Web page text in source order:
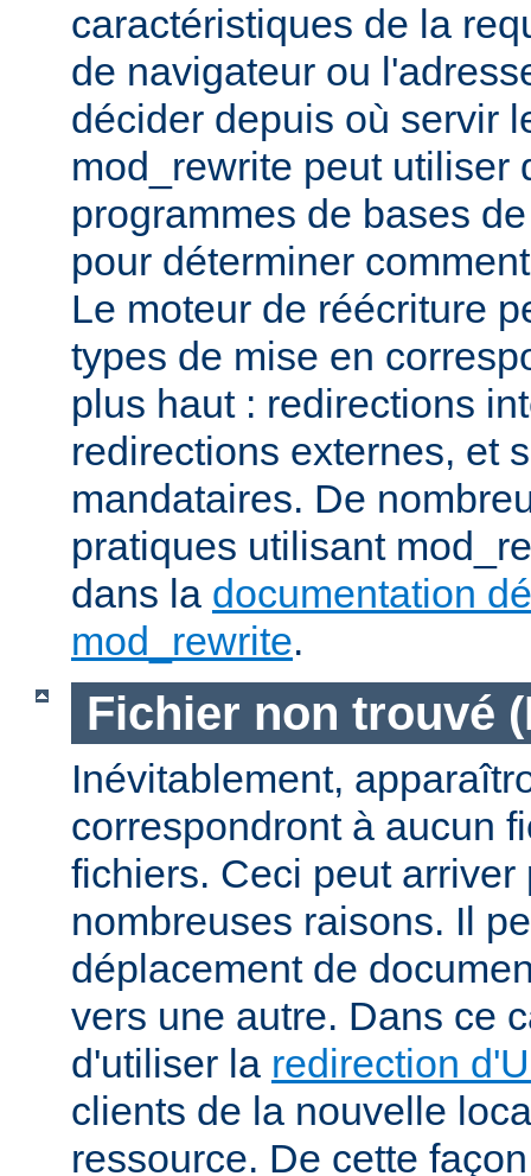
caractéristiques de la
de navigateur ou
décider depuis où servir
mod_rewrite peut utiliser
programmes de bases
pour déterminer
Le moteur de réécriture
types de mise en
plus haut : redirections
redirections externes, et
mandataires. De
pratiques utilisant
dans la documentation
mod_rewrite.
Fichier non trouvé
Inévitablement,
correspondront à aucun
fichiers. Ceci peut arriver
nombreuses raisons. Il
déplacement de
vers une autre. Dans ce
d'utiliser la redirection
clients de la nouvelle
ressource. De cette